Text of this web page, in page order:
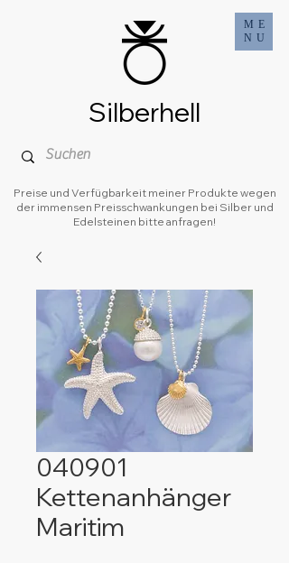
ME
NU
Preise und Verfügbarkeit meiner Produkte wegen
der immensen Preisschwankungen bei Silber und
Edelsteinen bitte anfragen!
Silberhell
040901
Kettenanhänger
Maritim